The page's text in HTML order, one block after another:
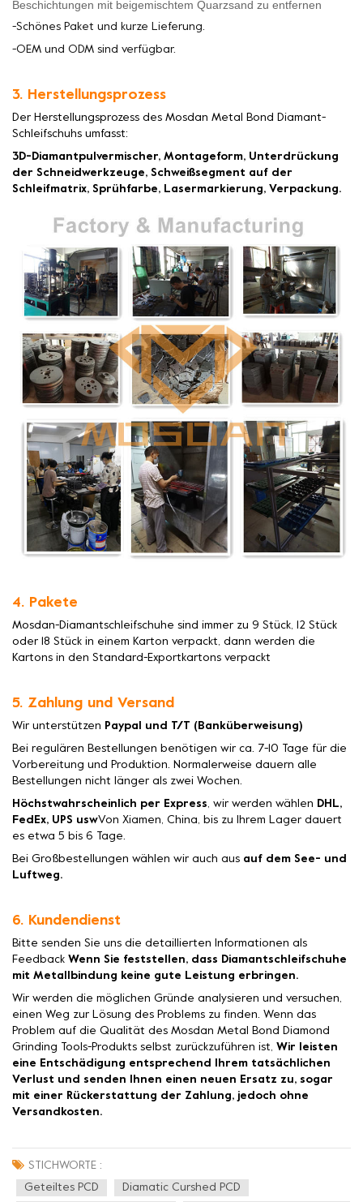
Beschichtungen mit beigemischtem Quarzsand zu entfernen
-Schönes Paket und kurze Lieferung.
-OEM und ODM sind verfügbar.
3. Herstellungsprozess
Der Herstellungsprozess des Mosdan Metal Bond Diamant-
Schleifschuhs umfasst:
3D-Diamantpulvermischer, Montageform, Unterdrückung
der Schneidwerkzeuge, Schweißsegment auf der
Schleifmatrix, Sprühfarbe, Lasermarkierung, Verpackung.
4. Pakete
Mosdan-Diamantschleifschuhe sind immer zu 9 Stück, 12 Stück
oder 18 Stück in einem Karton verpackt, dann werden die
Kartons in den Standard-Exportkartons verpackt
5. Zahlung und Versand
Wir unterstützen Paypal und T/T (Banküberweisung)
Bei regulären Bestellungen benötigen wir ca. 7-10 Tage für die
Vorbereitung und Produktion. Normalerweise dauern alle
Bestellungen nicht länger als zwei Wochen.
Höchstwahrscheinlich per Express, wir werden wählen DHL,
FedEx, UPS uswVon Xiamen, China, bis zu Ihrem Lager dauert
es etwa 5 bis 6 Tage.
Bei Großbestellungen wählen wir auch aus auf dem See- und
Luftweg.
6. Kundendienst
Bitte senden Sie uns die detaillierten Informationen als
Feedback Wenn Sie feststellen, dass Diamantschleifschuhe
mit Metallbindung keine gute Leistung erbringen.
Wir werden die möglichen Gründe analysieren und versuchen,
einen Weg zur Lösung des Problems zu finden. Wenn das
Problem auf die Qualität des Mosdan Metal Bond Diamond
Grinding Tools-Produkts selbst zurückzuführen ist, Wir leisten
eine Entschädigung entsprechend Ihrem tatsächlichen
Verlust und senden Ihnen einen neuen Ersatz zu, sogar
mit einer Rückerstattung der Zahlung, jedoch ohne
Versandkosten.
STICHWORTE :
Geteiltes PCD Diamatic Curshed PCD